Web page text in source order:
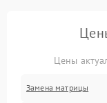
Цены
Замена матрицы